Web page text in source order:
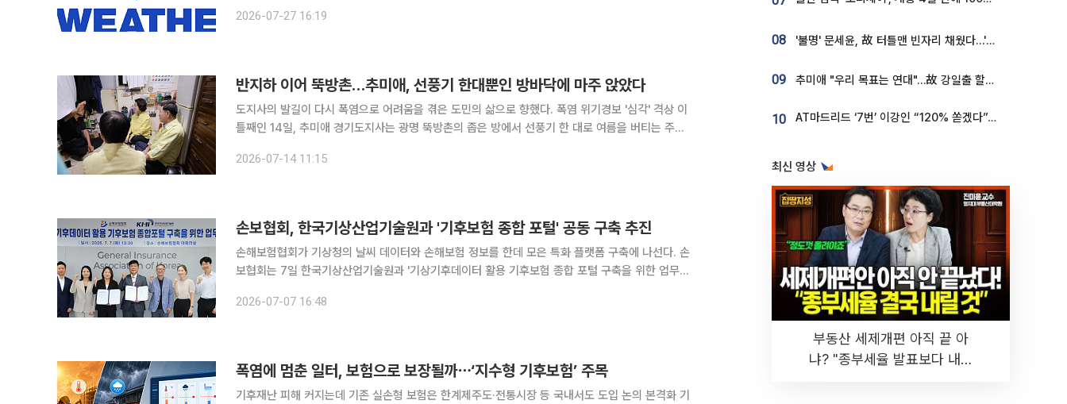
자산 트레저리(DAT) 사업을 추진한다. 국내 상장사 최초의 XRP
2026-07-27 16:19
반지하 이어 뚝방촌…추미애, 선풍기 한대뿐인 방바닥에 마주 앉았다
도지사의 발길이 다시 폭염으로 어려움을 겪은 도민의 삶으로 향했다. 폭염 위기경보 '심각' 격상 이
틀째인 14일, 추미애 경기도지사는 광명 뚝방촌의 좁은 방에서 선풍기 한 대로 여름을 버티는 주민
것이다. 14일 이투데이 취재를 종합하면 추 지사는 이날 오
2026-07-14 11:15
손보협회, 한국기상산업기술원과 '기후보험 종합 포털' 공동 구축 추진
손해보험협회가 기상청의 날씨 데이터와 손해보험 정보를 한데 모은 특화 플랫폼 구축에 나선다. 손
보협회는 7일 한국기상산업기술원과 '기상기후데이터 활용 기후보험 종합 포털 구축을 위한 업무협
사업'의 일환으로 진행된다. 기술원이 포털을 구축할 사업수행기관 선정
2026-07-07 16:48
폭염에 멈춘 일터, 보험으로 보장될까⋯‘지수형 기후보험’ 주목
기후재난 피해 커지는데 기존 실손형 보험은 한계제주도·전통시장 등 국내서도 도입 논의 본격화 기
08 '불명' 문세윤, 故 터틀맨 빈자리 채웠다…'거북이' 눈물의 최종 우승
09 추미애 "우리 목표는 연대"…故 강일출 할머니 흉상 제막
10 AT마드리드 ‘7번’ 이강인 “120% 쏟겠다”⋯시메오네 감독 “필요한 선수”
최신 영상
부동산 세제개편 아직 끝 아
냐? "종부세율 발표보다 내릴